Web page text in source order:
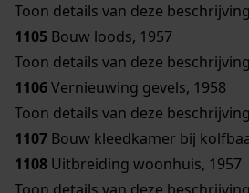
Toon details van deze beschrijving
1105 Bouw loods, 1957
Toon details van deze beschrijving
1106Vernieuwing gevels, 1958
Toon details van deze beschrijving
1107 Bouw kleedkamer bij
1108 Uitbreiding woonhuis, 1957